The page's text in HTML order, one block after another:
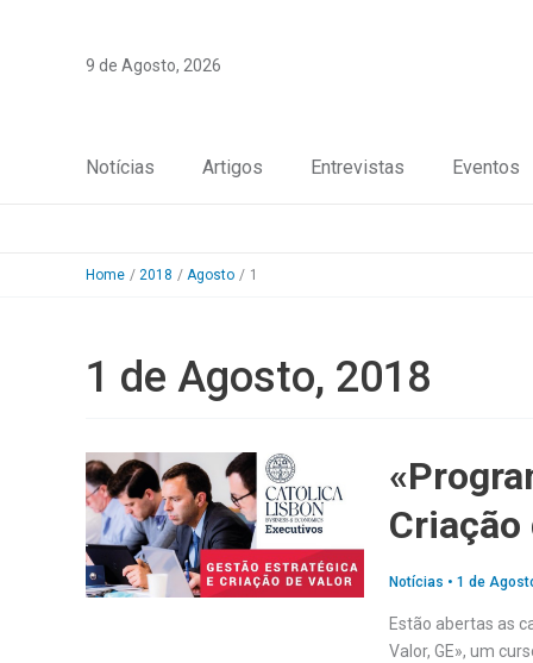
9 de Agosto, 2026
Notícias Artigos Entrevistas Eventos
Home 2018 Agosto 1
1 de Agosto, 2018
Criação
Notícias • 1 de
Estão abertas as
Valor, GE», um